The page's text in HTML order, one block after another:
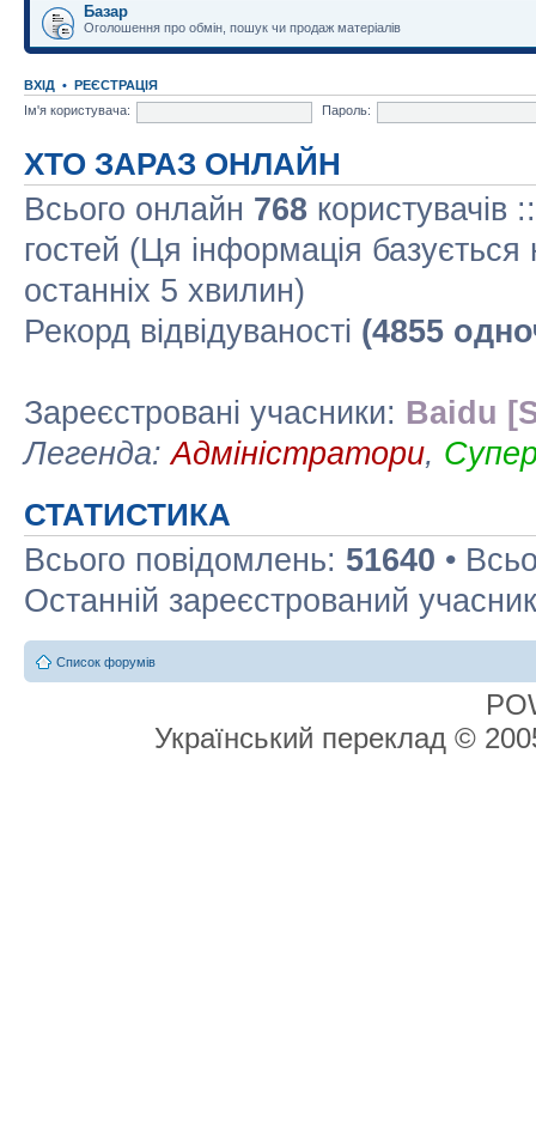
Базар
Оголошення про обмін, пошук чи продаж матеріалів
ВХІД • РЕЄСТРАЦІЯ
Ім'я користувача:
Пароль:
ХТО ЗАРАЗ ОНЛАЙН
Всього онлайн 768 користувачів
гостей (Ця інформація базується
останніх 5 хвилин)
Рекорд відвідуваності (4855
Зареєстровані учасники: Baidu
Легенда:Адміністратори,
СТАТИСТИКА
Всього повідомлень: 51640 •
Останній зареєстрований
Список форумів
Український переклад ©